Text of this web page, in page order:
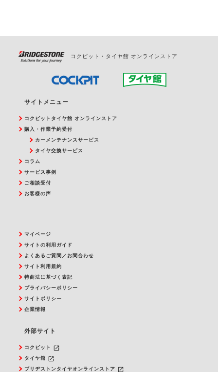
コクピット・タイヤ館 オンラインストア
サイトメニュー
コクピットタイヤ館 オンラインストア
購入・作業予約受付
カーメンテナンスサービス
タイヤ交換サービス
コラム
サービス事例
ご相談受付
お客様の声
マイページ
サイトの利用ガイド
よくあるご質問／お問合わせ
サイト利用規約
特商法に基づく表記
プライバシーポリシー
サイトポリシー
企業情報
外部サイト
コクピット launch
タイヤ館 launch
ブリヂストンタイヤオンラインストア launch